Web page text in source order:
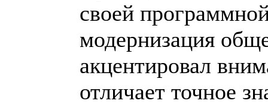
своей
модернизация
акцентировал
отличает точное